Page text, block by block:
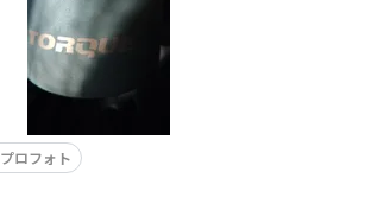
プロフォト